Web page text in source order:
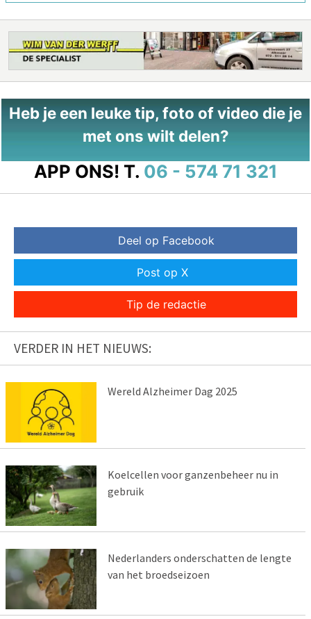
Heb je een leuke tip, foto of video die je
met ons wilt delen?
APP ONS! T. 06 - 574 71 321
Deel op Facebook
Post op X
Tip de redactie
VERDER IN HET NIEUWS:
Wereld Alzheimer Dag 2025
Koelcellen voor ganzenbeheer nu in
gebruik
Nederlanders onderschatten de lengte
van het broedseizoen